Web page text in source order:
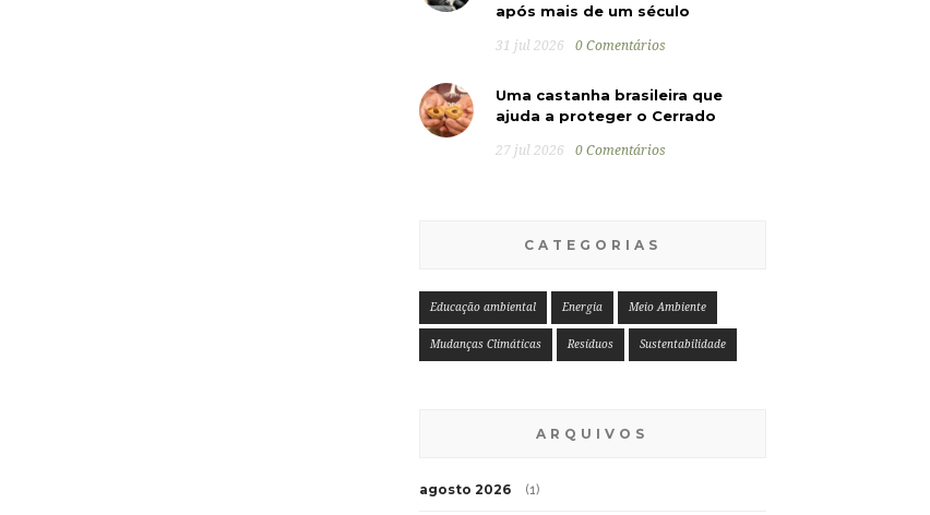
após mais de um século
31 jul 2026 0 Comentários
Uma castanha brasileira que
ajuda a proteger o Cerrado
27 jul 2026 0 Comentários
CATEGORIAS
Educação ambiental Energia Meio Ambiente
Mudanças Climáticas Resíduos Sustentabilidade
ARQUIVOS
agosto 2026 (1)